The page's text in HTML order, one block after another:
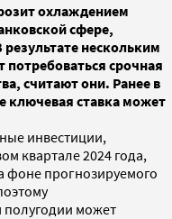
охлаждением
сфере,
нескольким
срочная
считают они. Ранее в
ключевая ставка может
инвестиции,
квартале 2024 года,
фоне прогнозируемого
может